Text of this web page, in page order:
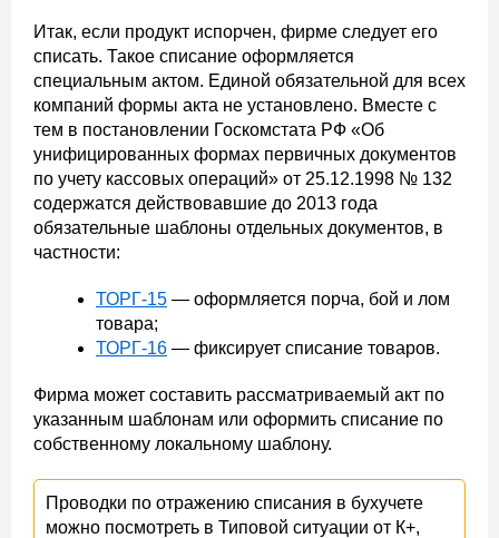
Итак, если продукт испорчен, фирме следует его
списать. Такое списание оформляется
специальным актом. Единой обязательной для всех
компаний формы акта не установлено. Вместе с
тем в постановлении Госкомстата РФ «Об
унифицированных формах первичных документов
по учету кассовых операций» от 25.12.1998 № 132
содержатся действовавшие до 2013 года
обязательные шаблоны отдельных документов, в
частности:
ТОРГ-15 — оформляется порча, бой и лом
товара;
ТОРГ-16 — фиксирует списание товаров.
Фирма может составить рассматриваемый акт по
указанным шаблонам или оформить списание по
собственному локальному шаблону.
Проводки по отражению списания в бухучете
можно посмотреть в Типовой ситуации от К+,